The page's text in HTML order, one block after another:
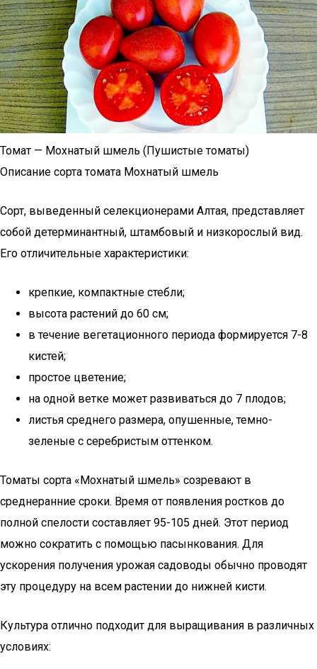
Томат — Мохнатый шмель (Пушистые томаты)
Описание сорта томата Мохнатый шмель
Сорт, выведенный селекционерами Алтая, представляет
собой детерминантный, штамбовый и низкорослый вид.
Его отличительные характеристики:
крепкие, компактные стебли;
высота растений до 60 см;
в течение вегетационного периода формируется 7-8
кистей;
простое цветение;
на одной ветке может развиваться до 7 плодов;
листья среднего размера, опушенные, темно-
зеленые с серебристым оттенком.
Томаты сорта «Мохнатый шмель» созревают в
среднеранние сроки. Время от появления ростков до
полной спелости составляет 95-105 дней. Этот период
можно сократить с помощью пасынкования. Для
ускорения получения урожая садоводы обычно проводят
эту процедуру на всем растении до нижней кисти.
Культура отлично подходит для выращивания в различных
условиях: